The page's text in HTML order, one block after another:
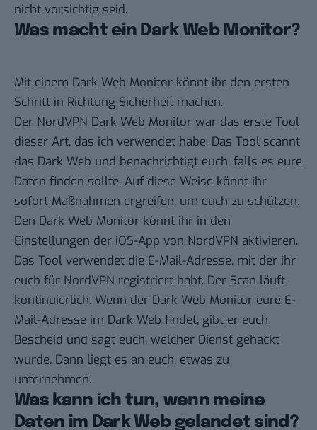
nicht vorsichtig seid.
Was macht ein Dark Web Monitor?
Mit einem Dark Web Monitor könnt ihr den ersten
Schritt in Richtung Sicherheit machen.
Der NordVPN Dark Web Monitor war das erste Tool
dieser Art, das ich verwendet habe. Das Tool scannt
das Dark Web und benachrichtigt euch, falls es eure
Daten finden sollte. Auf diese Weise könnt ihr
sofort Maßnahmen ergreifen, um euch zu schützen.
Den Dark Web Monitor könnt ihr in den
Einstellungen der iOS-App von NordVPN aktivieren.
Das Tool verwendet die E-Mail-Adresse, mit der ihr
euch für NordVPN registriert habt. Der Scan läuft
kontinuierlich. Wenn der Dark Web Monitor eure E-
Mail-Adresse im Dark Web findet, gibt er euch
Bescheid und sagt euch, welcher Dienst gehackt
wurde. Dann liegt es an euch, etwas zu
unternehmen.
Was kann ich tun, wenn meine
Daten im Dark Web gelandet sind?